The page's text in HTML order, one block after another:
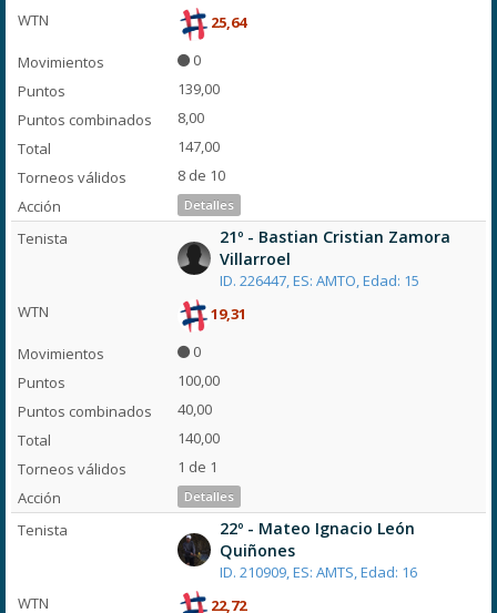
25,64
0
139,00
8,00
147,00
8 de 10
Detalles
21º - Bastian Cristian Zamora
Villarroel
ID. 226447, ES: AMTO, Edad: 15
19,31
0
100,00
40,00
140,00
1 de 1
Detalles
22º - Mateo Ignacio León
Quiñones
ID. 210909, ES: AMTS, Edad: 16
22,72